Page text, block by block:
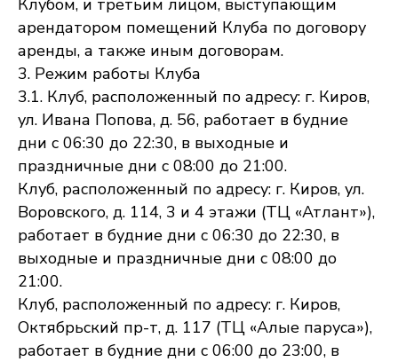
Клубом, и третьим лицом, выступающим
арендатором помещений Клуба по договору
аренды, а также иным договорам.
3. Режим работы Клуба
3.1. Клуб, расположенный по адресу: г. Киров,
ул. Ивана Попова, д. 56, работает в будние
дни с 06:30 до 22:30, в выходные и
праздничные дни с 08:00 до 21:00.
Клуб, расположенный по адресу: г. Киров, ул.
Воровского, д. 114, 3 и 4 этажи (ТЦ «Атлант»),
работает в будние дни с 06:30 до 22:30, в
выходные и праздничные дни с 08:00 до
21:00.
Клуб, расположенный по адресу: г. Киров,
Октябрьский пр-т, д. 117 (ТЦ «Алые паруса»),
работает в будние дни с 06:00 до 23:00, в